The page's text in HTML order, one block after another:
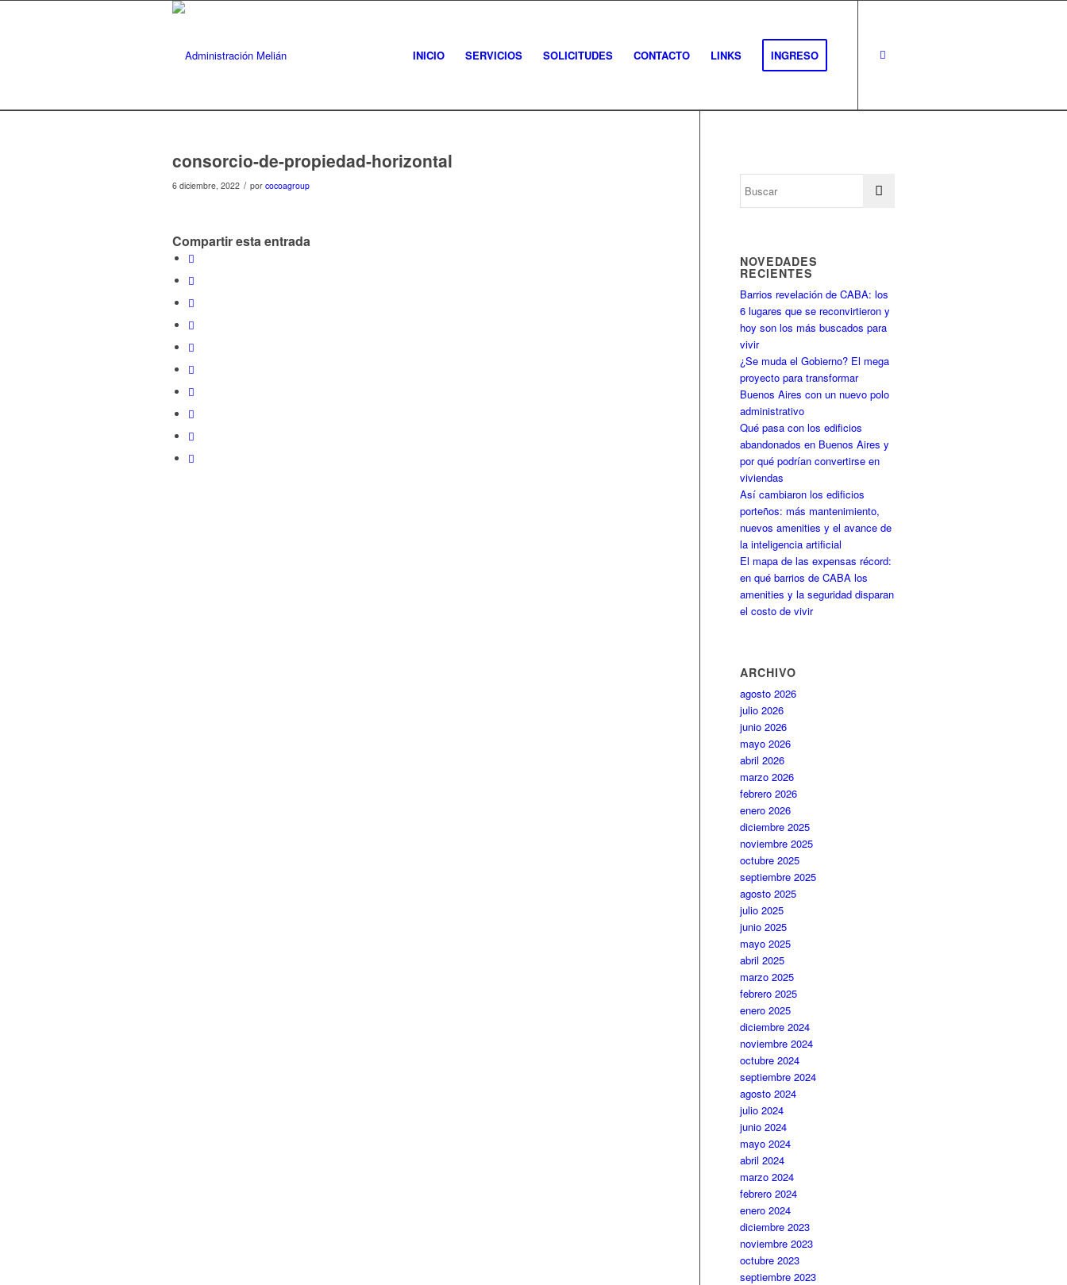
INICIO SERVICIOS SOLICITUDES CONTACTO LINKS INGRESO
consorcio-de-propiedad-horizontal
6 diciembre, 2022 / por cocoagroup
Compartir esta entrada
NOVEDADES
RECIENTES
Barrios revelación de CABA: los
6 lugares que se reconvirtieron y
hoy son los más buscados para
vivir
¿Se muda el Gobierno? El mega
proyecto para transformar
Buenos Aires con un nuevo polo
administrativo
Qué pasa con los edificios
abandonados en Buenos Aires y
por qué podrían convertirse en
viviendas
Así cambiaron los edificios
porteños: más mantenimiento,
nuevos amenities y el avance de
la inteligencia artificial
El mapa de las expensas récord:
en qué barrios de CABA los
amenities y la seguridad disparan
el costo de vivir
ARCHIVO
agosto 2026
julio 2026
junio 2026
mayo 2026
abril 2026
marzo 2026
febrero 2026
enero 2026
diciembre 2025
noviembre 2025
octubre 2025
septiembre 2025
agosto 2025
julio 2025
junio 2025
mayo 2025
abril 2025
marzo 2025
febrero 2025
enero 2025
diciembre 2024
noviembre 2024
octubre 2024
septiembre 2024
agosto 2024
julio 2024
junio 2024
mayo 2024
abril 2024
marzo 2024
febrero 2024
enero 2024
diciembre 2023
noviembre 2023
octubre 2023
septiembre 2023